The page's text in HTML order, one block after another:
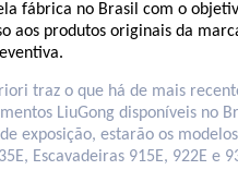
fábrica no Brasil com o
aos produtos originais da
traz o que há de mais
LiuGong disponíveis no
exposição, estarão os
Escavadeiras 915E, 922E e